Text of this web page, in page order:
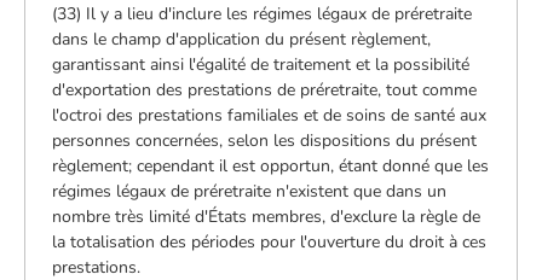
(33) Il y a lieu d'inclure les régimes légaux de préretraite
dans le champ d'application du présent règlement,
garantissant ainsi l'égalité de traitement et la possibilité
d'exportation des prestations de préretraite, tout comme
l'octroi des prestations familiales et de soins de santé aux
personnes concernées, selon les dispositions du présent
règlement; cependant il est opportun, étant donné que les
régimes légaux de préretraite n'existent que dans un
nombre très limité d'États membres, d'exclure la règle de
la totalisation des périodes pour l'ouverture du droit à ces
prestations.